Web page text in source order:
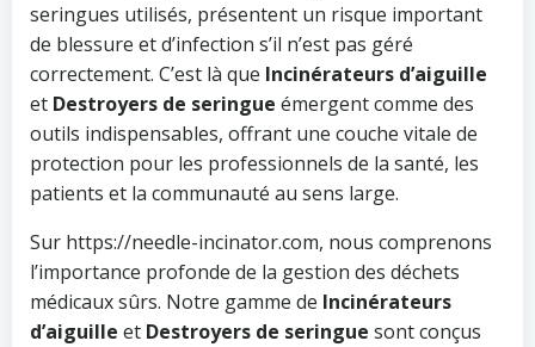
seringues utilisés, présentent un risque important
de blessure et d’infection s’il n’est pas géré
correctement. C’est là que Incinérateurs d’aiguille
et Destroyers de seringue émergent comme des
outils indispensables, offrant une couche vitale de
protection pour les professionnels de la santé, les
patients et la communauté au sens large.
Sur https://needle-incinator.com, nous comprenons
l’importance profonde de la gestion des déchets
médicaux sûrs. Notre gamme de Incinérateurs
d’aiguille et Destroyers de seringue sont conçus